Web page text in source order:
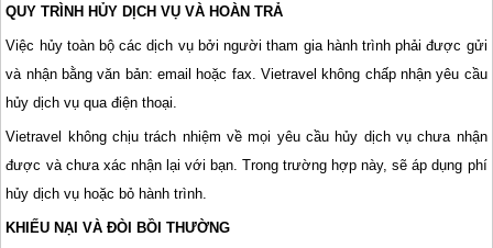
QUY TRÌNH HỦY DỊCH VỤ VÀ HOÀN TRẢ
Việc hủy toàn bộ các dịch vụ bởi người tham gia hành trình phải được gửi
và nhận bằng văn bản: email hoặc fax. Vietravel không chấp nhận yêu cầu
hủy dịch vụ qua điện thoại.
Vietravel không chịu trách nhiệm về mọi yêu cầu hủy dịch vụ chưa nhận
được và chưa xác nhận lại với bạn. Trong trường hợp này, sẽ áp dụng phí
hủy dịch vụ hoặc bỏ hành trình.
KHIẾU NẠI VÀ ĐÒI BỒI THƯỜNG